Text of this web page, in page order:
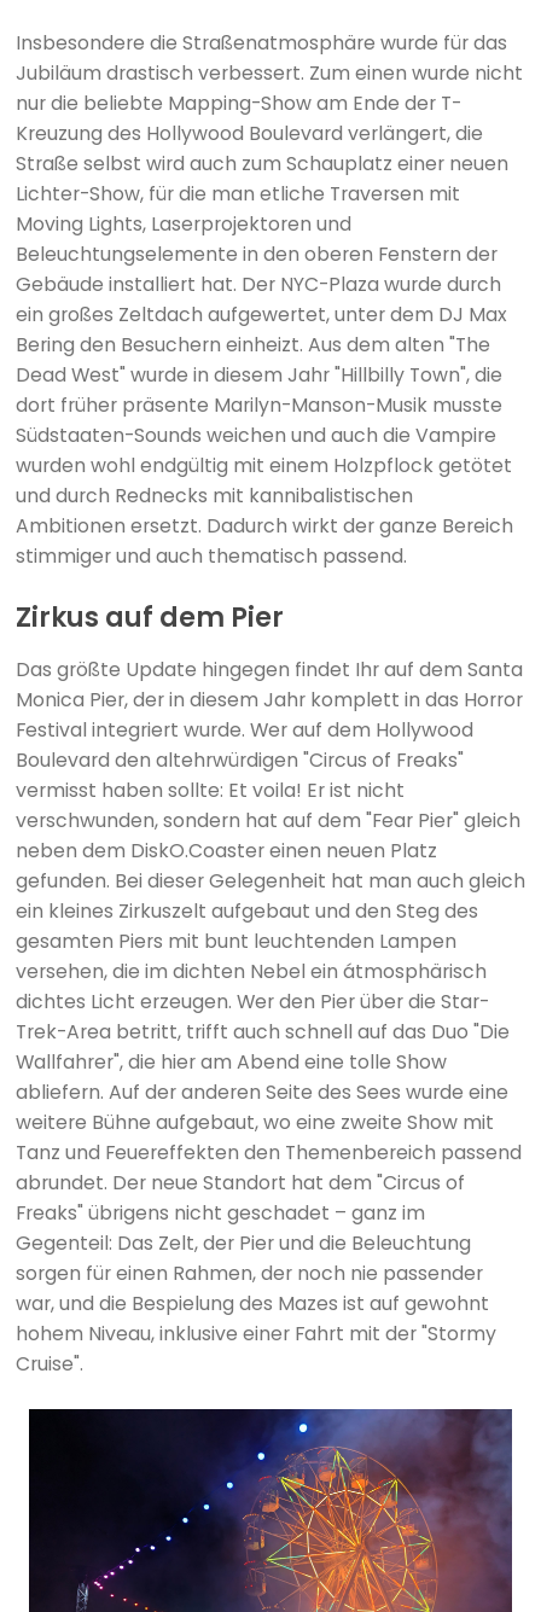
Insbesondere die Straßenatmosphäre wurde für das
Jubiläum drastisch verbessert. Zum einen wurde nicht
nur die beliebte Mapping-Show am Ende der T-
Kreuzung des Hollywood Boulevard verlängert, die
Straße selbst wird auch zum Schauplatz einer neuen
Lichter-Show, für die man etliche Traversen mit
Moving Lights, Laserprojektoren und
Beleuchtungselemente in den oberen Fenstern der
Gebäude installiert hat. Der NYC-Plaza wurde durch
ein großes Zeltdach aufgewertet, unter dem DJ Max
Bering den Besuchern einheizt. Aus dem alten "The
Dead West" wurde in diesem Jahr "Hillbilly Town", die
dort früher präsente Marilyn-Manson-Musik musste
Südstaaten-Sounds weichen und auch die Vampire
wurden wohl endgültig mit einem Holzpflock getötet
und durch Rednecks mit kannibalistischen
Ambitionen ersetzt. Dadurch wirkt der ganze Bereich
stimmiger und auch thematisch passend.
Zirkus auf dem Pier
Das größte Update hingegen findet Ihr auf dem Santa
Monica Pier, der in diesem Jahr komplett in das Horror
Festival integriert wurde. Wer auf dem Hollywood
Boulevard den altehrwürdigen "Circus of Freaks"
vermisst haben sollte: Et voila! Er ist nicht
verschwunden, sondern hat auf dem "Fear Pier" gleich
neben dem DiskO.Coaster einen neuen Platz
gefunden. Bei dieser Gelegenheit hat man auch gleich
ein kleines Zirkuszelt aufgebaut und den Steg des
gesamten Piers mit bunt leuchtenden Lampen
versehen, die im dichten Nebel ein átmosphärisch
dichtes Licht erzeugen. Wer den Pier über die Star-
Trek-Area betritt, trifft auch schnell auf das Duo "Die
Wallfahrer", die hier am Abend eine tolle Show
abliefern. Auf der anderen Seite des Sees wurde eine
weitere Bühne aufgebaut, wo eine zweite Show mit
Tanz und Feuereffekten den Themenbereich passend
abrundet. Der neue Standort hat dem "Circus of
Freaks" übrigens nicht geschadet – ganz im
Gegenteil: Das Zelt, der Pier und die Beleuchtung
sorgen für einen Rahmen, der noch nie passender
war, und die Bespielung des Mazes ist auf gewohnt
hohem Niveau, inklusive einer Fahrt mit der "Stormy
Cruise".